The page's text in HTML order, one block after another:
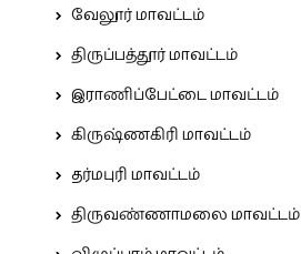
வேலூர் மாவட்டம்
திருப்பத்தூர் மாவட்டம்
இராணிப்பேட்டை மாவட்டம்
கிருஷ்ணகிரி மாவட்டம்
தர்மபுரி மாவட்டம்
திருவண்ணாமலை மாவட்டம்